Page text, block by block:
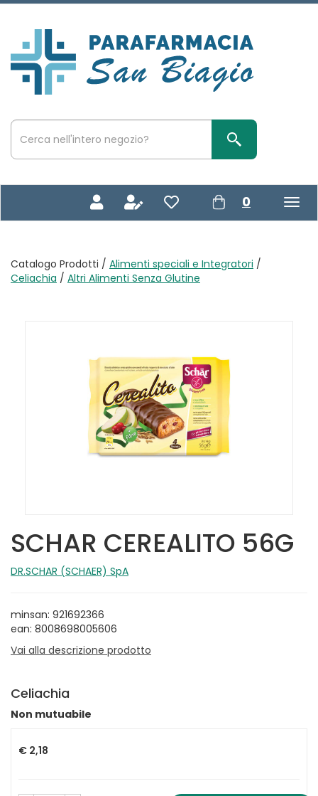
Passa
principale
San
Biagio
Cerca
Prodotto
Cerca Prodotto
0 prodotti
inseriti
Catalogo Prodotti / Alimenti speciali e Integratori /
Celiachia / Altri Alimenti Senza Glutine
SCHAR CEREALITO 56G
DR.SCHAR (SCHAER) SpA
minsan: 921692366
ean: 8008698005606
Vai alla descrizione prodotto
Celiachia
Non mutuabile
€ 2,18